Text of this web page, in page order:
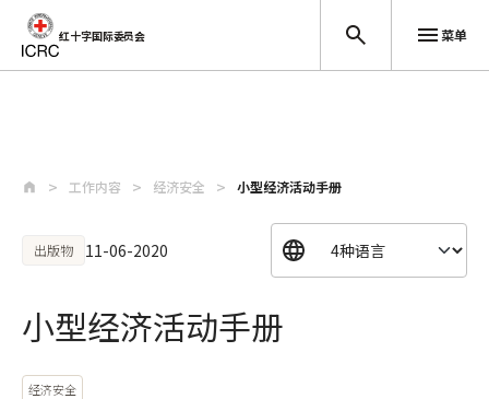
红十字国际委员会 菜单
工作内容 经济安全 小型经济活动手册
出版物 11-06-2020
小型经济活动手册
经济安全